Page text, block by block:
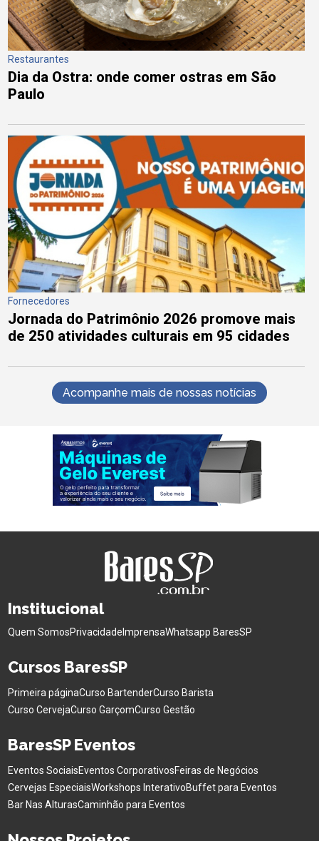
Restaurantes
Dia da Ostra: onde comer ostras em São
Paulo
Fornecedores
Jornada do Patrimônio 2026 promove mais
de 250 atividades culturais em 95 cidades
Acompanhe mais de nossas notícias
Institucional
Quem SomosPrivacidade ImprensaWhatsapp BaresSP
Cursos BaresSP
Primeira páginaCurso BartenderCurso Barista
Curso CervejaCurso GarçomCurso Gestão
BaresSP Eventos
Eventos SociaisEventos CorporativosFeiras de Negócios
Cervejas EspeciaisWorkshops InterativoBuffet para Eventos
Bar Nas AlturasCaminhão para Eventos